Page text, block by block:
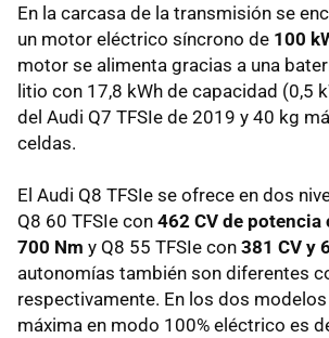
En la carcasa de la transmisión se
un motor eléctrico síncrono de 100
motor se alimenta gracias a una
litio con 17,8 kWh de capacidad (0,5
del Audi Q7 TFSIe de 2019 y 40 kg
celdas.
El Audi Q8 TFSIe se ofrece en dos
Q8 60 TFSIe con 462 CV de potencia
700 Nm y Q8 55 TFSIe con 381 CV y
autonomías también son diferentes
respectivamente. En los dos
máxima en modo 100% eléctrico es